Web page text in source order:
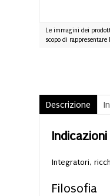
Le immagini dei
scopo di rappresentare
Descrizione
Integratori,
Filosofia